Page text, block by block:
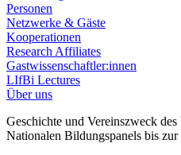
Personen
Netzwerke & Gäste
Kooperationen
Research Affiliates
Gastwissenschaftler:innen
LIfBi Lectures
Über uns
Geschichte und Vereinszweck
Nationalen Bildungspanels bis